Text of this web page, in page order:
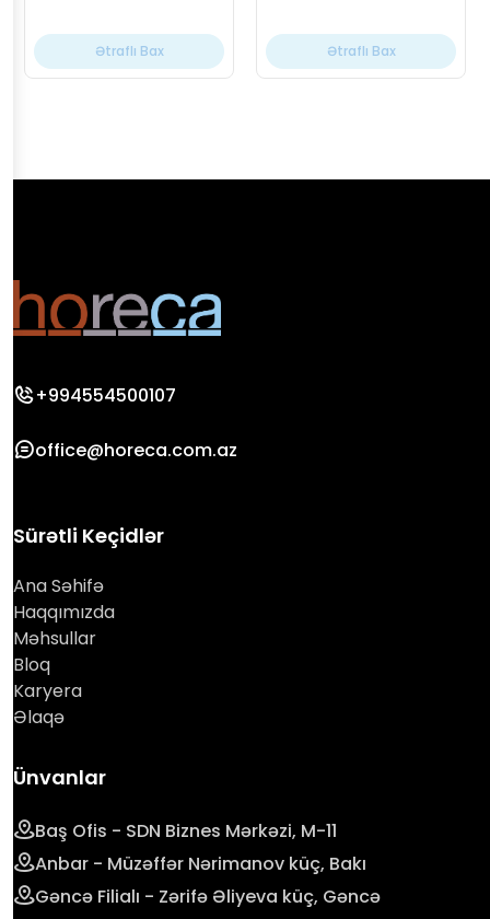
Ətraflı Bax Ətraflı Bax
+994554500107
office@horeca.com.az
Sürətli Keçidlər
Ana Səhifə
Haqqımızda
Məhsullar
Bloq
Karyera
Əlaqə
Ünvanlar
Baş Ofis - SDN Biznes Mərkəzi, M-11
Anbar - Müzəffər Nərimanov küç, Bakı
Gəncə Filialı - Zərifə Əliyeva küç, Gəncə